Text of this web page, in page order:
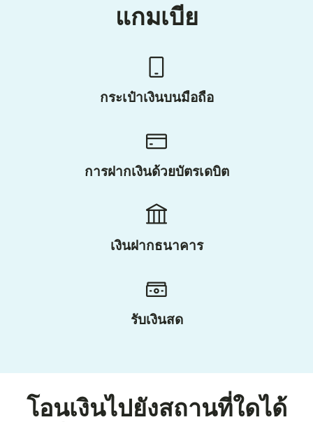
แกมเบีย
กระเป๋าเงินบนมือถือ
การฝากเงินด้วยบัตรเดบิต
เงินฝากธนาคาร
รับเงินสด
โอนเงินไปยังสถานที่ใดได้